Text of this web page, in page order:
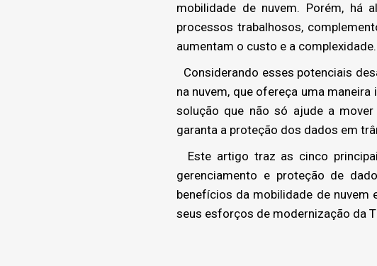
mobilidade de nuvem. Porém, há
processos trabalhosos,
aumentam o custo e a complexidade.
Considerando esses potenciais
na nuvem, que ofereça uma
solução que não só ajude a
garanta a proteção dos dados em
Este artigo traz as cinco
gerenciamento e proteção de
benefícios da mobilidade de nuvem
seus esforços de modernização da